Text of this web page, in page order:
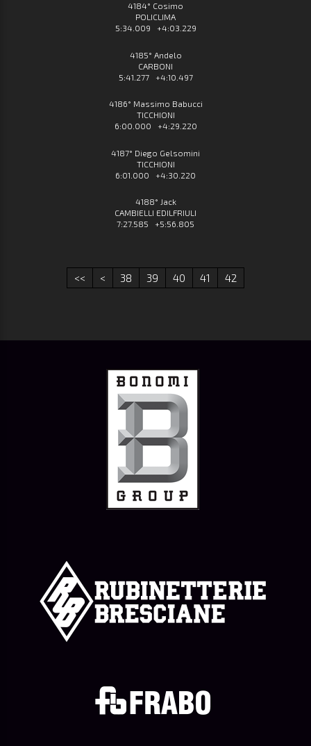
4184° Cosimo
POLICLIMA
5:34.009 +4:03.229
4185° Andelo
CARBONI
5:41.277 +4:10.497
4186° Massimo Babucci
TICCHIONI
6:00.000 +4:29.220
4187° Diego Gelsomini
TICCHIONI
6:01.000 +4:30.220
4188° Jack
CAMBIELLI EDILFRIULI
7:27.585 +5:56.805
<< < 38 39 40 41 42